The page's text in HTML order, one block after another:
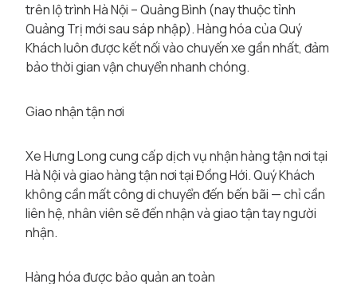
trên lộ trình Hà Nội – Quảng Bình (nay thuộc tỉnh
Quảng Trị mới sau sáp nhập). Hàng hóa của Quý
Khách luôn được kết nối vào chuyến xe gần nhất, đảm
bảo thời gian vận chuyển nhanh chóng.
Giao nhận tận nơi
Xe Hưng Long cung cấp dịch vụ nhận hàng tận nơi tại
Hà Nội và giao hàng tận nơi tại Đồng Hới. Quý Khách
không cần mất công di chuyển đến bến bãi — chỉ cần
liên hệ, nhân viên sẽ đến nhận và giao tận tay người
nhận.
Hàng hóa được bảo quản an toàn